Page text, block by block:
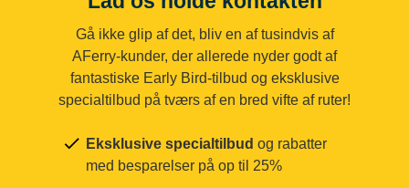
Gå ikke glip af det, bliv en af tusindvis af
AFerry-kunder, der allerede nyder godt af
fantastiske Early Bird-tilbud og eksklusive
specialtilbud på tværs af en bred vifte af ruter!
Eksklusive specialtilbud og rabatter
med besparelser på op til 25%